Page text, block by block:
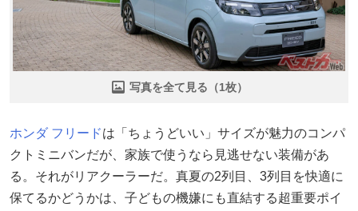
写真を全て見る（1枚）
ホンダ フリードは「ちょうどいい」サイズが魅力のコンパ
クトミニバンだが、家族で使うなら見逃せない装備があ
る。それがリアクーラーだ。真夏の2列目、3列目を快適に
保てるかどうかは、子どもの機嫌にも直結する超重要ポイ